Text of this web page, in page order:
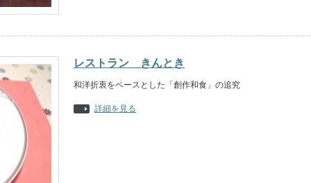
レストラン きんとき
和洋折衷をベースとした「創作和食」の追究
詳細を見る